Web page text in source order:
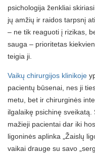
psichologija ženkliai
jų amžių ir raidos tarpsnį
– ne tik reaguoti į rizikas,
sauga – prioritetas
teigia ji.
Vaikų chirurgijos klinikoje
pacientų būsenai, nes ji
metu, bet ir chirurginės
ilgalaikę psichinę sveikatą.
mažieji pacientai dar iki
ligoninės aplinka „Žaislų
vaikai drauge su savo